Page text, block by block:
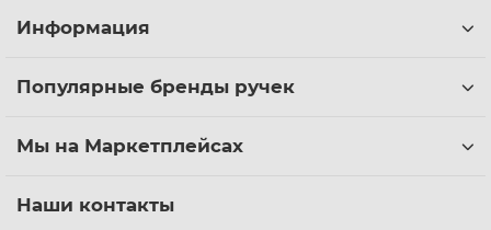
Информация
Популярные бренды ручек
Мы на Маркетплейсах
Наши контакты